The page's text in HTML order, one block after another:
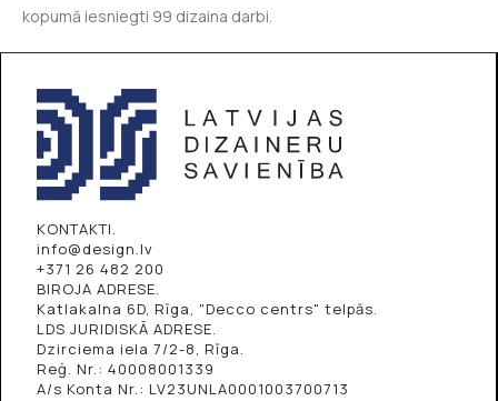
kopumā iesniegti 99 dizaina darbi.
KONTAKTI.
info@design.lv
+371 26 482 200
BIROJA ADRESE.
Katlakalna 6D, Rīga, "Decco centrs" telpās.
LDS JURIDISKĀ ADRESE.
Dzirciema iela 7/2-8, Rīga.
Reģ. Nr.: 40008001339
A/s Konta Nr.: LV23UNLA0001003700713